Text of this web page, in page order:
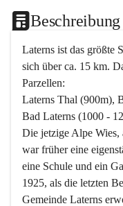
Beschreibung
Laterns ist das größte
sich über ca. 15 km.
Parzellen:
Laterns Thal (900m),
Bad Laterns (1000 -
Die jetzige Alpe Wies,
war früher eine
eine Schule und ein
1925, als die letzten
Gemeinde Laterns